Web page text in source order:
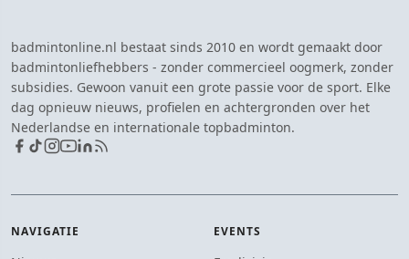
badmintonline.nl bestaat sinds 2010 en wordt gemaakt door
badmintonliefhebbers - zonder commercieel oogmerk, zonder
subsidies. Gewoon vanuit een grote passie voor de sport. Elke
dag opnieuw nieuws, profielen en achtergronden over het
Nederlandse en internationale topbadminton.
NAVIGATIE EVENTS